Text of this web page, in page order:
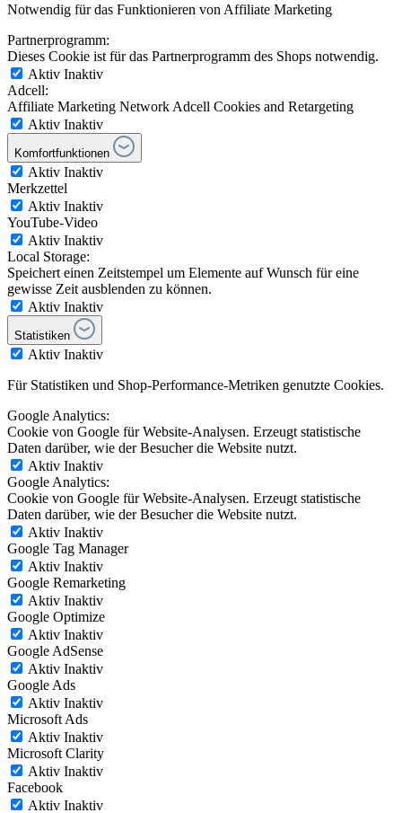
Notwendig für das Funktionieren von Affiliate Marketing
Partnerprogramm:
Dieses Cookie ist für das Partnerprogramm des Shops notwendig.
Aktiv Inaktiv
Adcell:
Affiliate Marketing Network Adcell Cookies and Retargeting
Aktiv Inaktiv
Komfortfunktionen
Aktiv Inaktiv
Merkzettel
Aktiv Inaktiv
YouTube-Video
Aktiv Inaktiv
Local Storage:
Speichert einen Zeitstempel um Elemente auf Wunsch für eine
gewisse Zeit ausblenden zu können.
Aktiv Inaktiv
Statistiken
Aktiv Inaktiv
Für Statistiken und Shop-Performance-Metriken genutzte Cookies.
Google Analytics:
Cookie von Google für Website-Analysen. Erzeugt statistische
Daten darüber, wie der Besucher die Website nutzt.
Aktiv Inaktiv
Google Analytics:
Cookie von Google für Website-Analysen. Erzeugt statistische
Daten darüber, wie der Besucher die Website nutzt.
Aktiv Inaktiv
Google Tag Manager
Aktiv Inaktiv
Google Remarketing
Aktiv Inaktiv
Google Optimize
Aktiv Inaktiv
Google AdSense
Aktiv Inaktiv
Google Ads
Aktiv Inaktiv
Microsoft Ads
Aktiv Inaktiv
Microsoft Clarity
Aktiv Inaktiv
Facebook
Aktiv Inaktiv